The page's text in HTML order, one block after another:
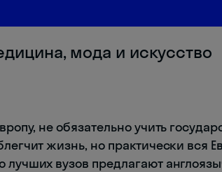
мода и искусство
не обязательно учить
жизнь, но практически вся
лучших вузов предлагают